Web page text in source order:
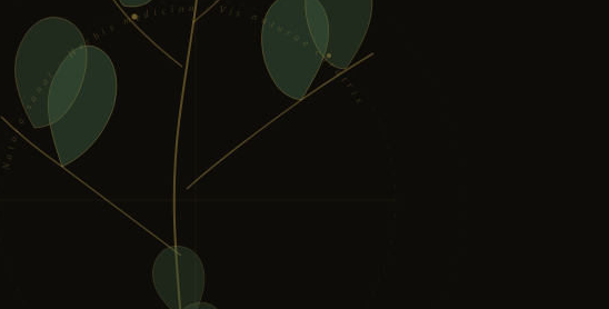
Natura sanat · Herbis medicina · Vis naturae curatrix